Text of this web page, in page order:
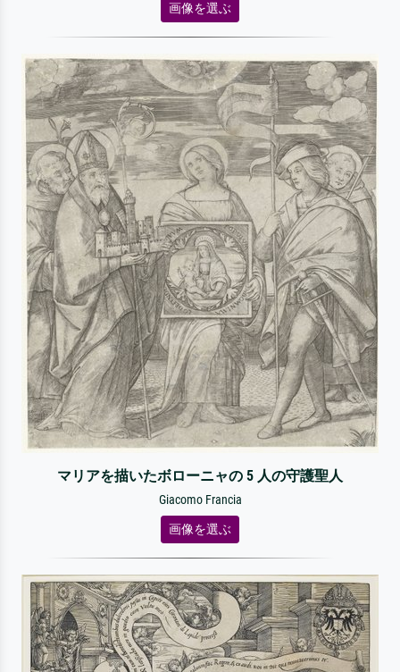
画像を選ぶ
マリアを描いたボローニャの 5 人の守護聖人
Giacomo Francia
画像を選ぶ